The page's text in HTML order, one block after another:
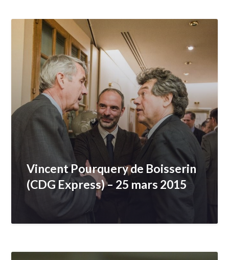
Vincent Pourquery de Boisserin
(CDG Express) – 25 mars 2015